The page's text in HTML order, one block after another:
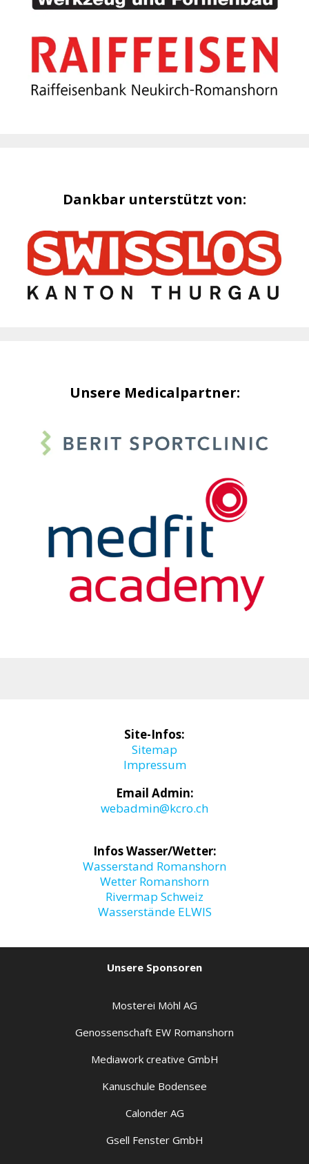
Dankbar unterstützt von:
Unsere Medicalpartner:
Site-Infos:
Sitemap
Impressum
Email Admin:
webadmin@kcro.ch
Infos Wasser/Wetter:
Wasserstand Romanshorn
Wetter Romanshorn
Rivermap Schweiz
Wasserstände ELWIS
Unsere Sponsoren
Mosterei Möhl AG
Genossenschaft EW Romanshorn
Mediawork creative GmbH
Kanuschule Bodensee
Calonder AG
Gsell Fenster GmbH